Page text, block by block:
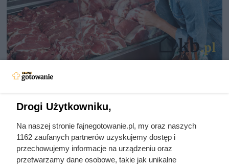
Dziennikarze ujawnili
pochodzenie mięsa z Dino. Klienci
zaskoczeni
Drogi Użytkowniku,
Na naszej stronie fajnegotowanie.pl, my oraz naszych
1162 zaufanych partnerów uzyskujemy dostęp i
przechowujemy informacje na urządzeniu oraz
przetwarzamy dane osobowe, takie jak unikalne